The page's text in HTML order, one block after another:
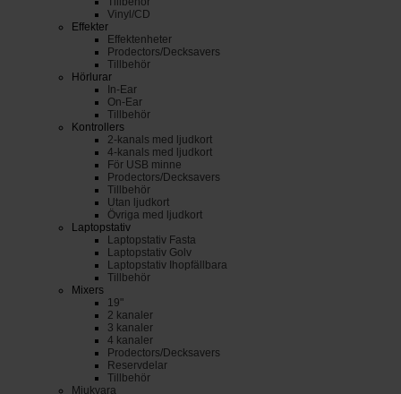
Vinyl/CD
Effekter
Effektenheter
Prodectors/Decksavers
Tillbehör
Hörlurar
In-Ear
On-Ear
Tillbehör
Kontrollers
2-kanals med ljudkort
4-kanals med ljudkort
För USB minne
Prodectors/Decksavers
Tillbehör
Utan ljudkort
Övriga med ljudkort
Laptopstativ
Laptopstativ Fasta
Laptopstativ Golv
Laptopstativ Ihopfällbara
Tillbehör
Mixers
19"
2 kanaler
3 kanaler
4 kanaler
Prodectors/Decksavers
Reservdelar
Tillbehör
Mjukvara